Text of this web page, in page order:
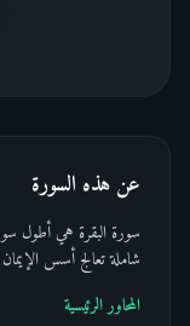
عن هذه السورة
شاملة تعالج أسس
المحاور الرئيسية